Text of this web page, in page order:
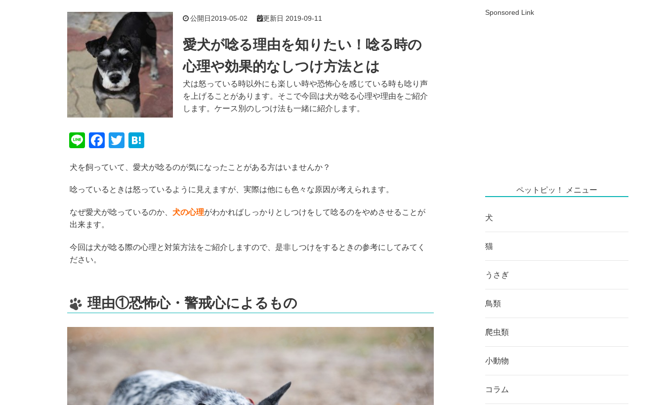
公開日2019-05-02 更新日 2019-09-11
愛犬が唸る理由を知りたい！唸る時の
心理や効果的なしつけ方法とは
犬は怒っている時以外にも楽しい時や恐怖心を感じている時も唸り声
を上げることがあります。そこで今回は犬が唸る心理や理由をご紹介
します。ケース別のしつけ法も一緒に紹介します。
Li
e
F
c
e
o
k
T
tt
er
e
n
犬を飼っていて、愛犬が唸るのが気になったことがある方はいませんか？
唸っているときは怒っているように見えますが、実際は他にも色々な原因が考えられます。
なぜ愛犬が唸っているのか、 犬の心理がわかればしっかりとしつけをして唸るのをやめさせることが
出来ます。
今回は犬が唸る際の心理と対策方法をご紹介しますので、是非しつけをするときの参考にしてみてく
ださい。
理由①恐怖心・警戒心によるもの
Sponsored Link
ペットピッ！ メニュー
犬
猫
うさぎ
鳥類
爬虫類
小動物
コラム